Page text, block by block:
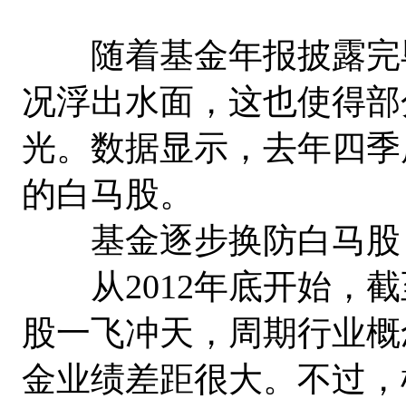
随着基金年报披露完
况浮出水面，这也使得
光。数据显示，去年四
的白马股。
基金逐步换防白马股
从2012年底开始，截
股一飞冲天，周期行业
金业绩差距很大。不过